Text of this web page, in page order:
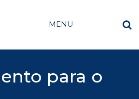
MENU
para o